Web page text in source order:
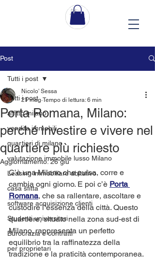
Post
Tutti i post
affitto milano
vendita immobili
quartieri di milano
valutazione immobile lusso Milano
Leasing immobiliare abitativo
casa sfitta
software acquisizione clienti
Studenti universitari
Burocrazia e contratti
per proprietari
Tutti i post
Porta Romana, Milano:
perché investire e vivere nel
quartiere più richiesto
Nicolo' Sessa
21 mag Tempo di lettura: 6 min
Aggiornamento:26 giu
C’è una Milano che pulsa, corre e
cambia ogni giorno. E poi c’è Porta
Romana, che sa rallentare, ascoltare e
custodire l’essenza della città. Questo
quartiere, situato nella zona sud-est di
Milano, rappresenta un perfetto
equilibrio tra la raffinatezza della
tradizione e la praticità contemporanea.